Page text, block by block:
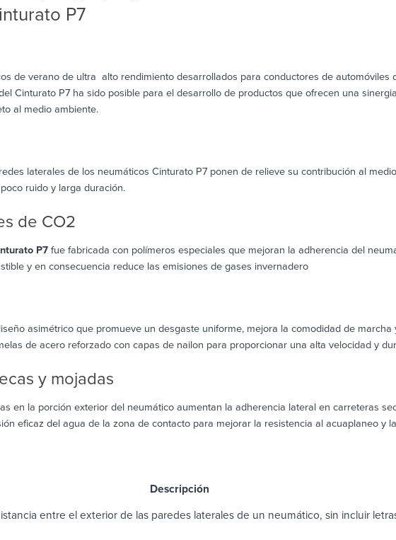
P7
de verano de ultra alto rendimiento desarrollados para conductores de automóviles
Cinturato P7 ha sido posible para el desarrollo de productos que ofrecen una
al medio ambiente.
laterales de los neumáticos Cinturato P7 ponen de relieve su contribución al
ruido y larga duración.
de CO2
P7fue fabricada con polímeros especiales que mejoran la adherencia del
y en consecuencia reduce las emisiones de gases invernadero
asimétrico que promueve un desgaste uniforme, mejora la comodidad de marcha
de acero reforzado con capas de nailon para proporcionar una alta velocidad y
y mojadas
en la porción exterior del neumático aumentan la adherencia lateral en carreteras
eficaz del agua de la zona de contacto para mejorar la resistencia al acuaplaneo y
entre el exterior de las paredes laterales de un neumático, sin incluir